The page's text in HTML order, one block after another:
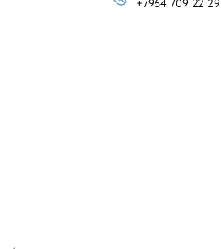
+7964 709 22 29